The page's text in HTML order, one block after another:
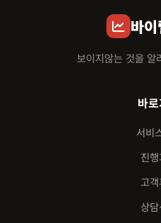
바
보이지않는 것을 알
바
서비
진
고
상